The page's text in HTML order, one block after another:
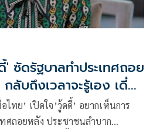
ซัดรัฐบาลทำประเทศถอย
ทย’ เปิดใจ’วู้ดดี้’ อยากเห็นการ
ศถอยหลัง ประชาชนลำบาก